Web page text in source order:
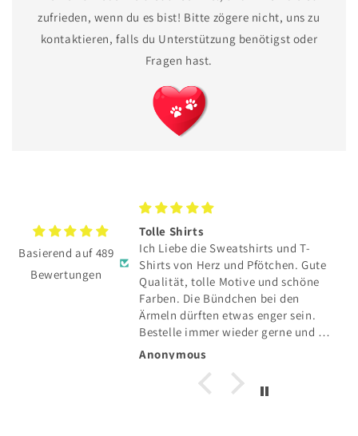
zufrieden, wenn du es bist! Bitte zögere nicht, uns zu
kontaktieren, falls du Unterstützung benötigst oder
Fragen hast.
Basierend auf 489
Bewertungen
hat sich total
Tolle Shirts
Ich Liebe die Sweatshirts und T-
Shirts von Herz und Pfötchen. Gute
Qualität, tolle Motive und schöne
Farben. Die Bündchen bei den
Ärmeln dürften etwas enger sein.
Bestelle immer wieder gerne und die
Lieferung in die Schweiz klappt auch
Anonymous